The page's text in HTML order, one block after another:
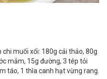
muối xổi: 180g cải thảo, 80g
mắm, 15g đường, 3 tép tỏi
táo, 1 thìa canh hạt vừng rang.